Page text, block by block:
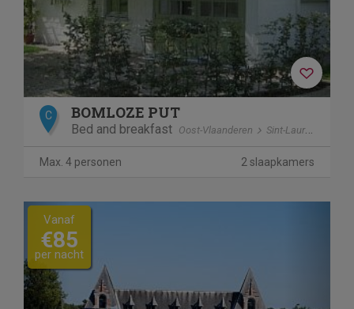
C BOMLOZE PUT
Bed and breakfast Oost-Vlaanderen Sint-Laureins
Max. 4 personen 2 slaapkamers
Previous
Vanaf
€85
per nacht